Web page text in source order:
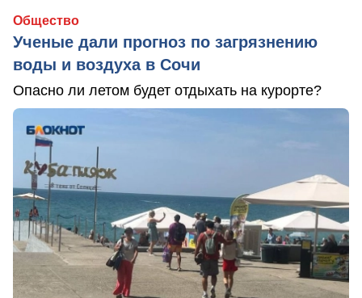
Общество
Ученые дали прогноз по загрязнению
воды и воздуха в Сочи
Опасно ли летом будет отдыхать на курорте?